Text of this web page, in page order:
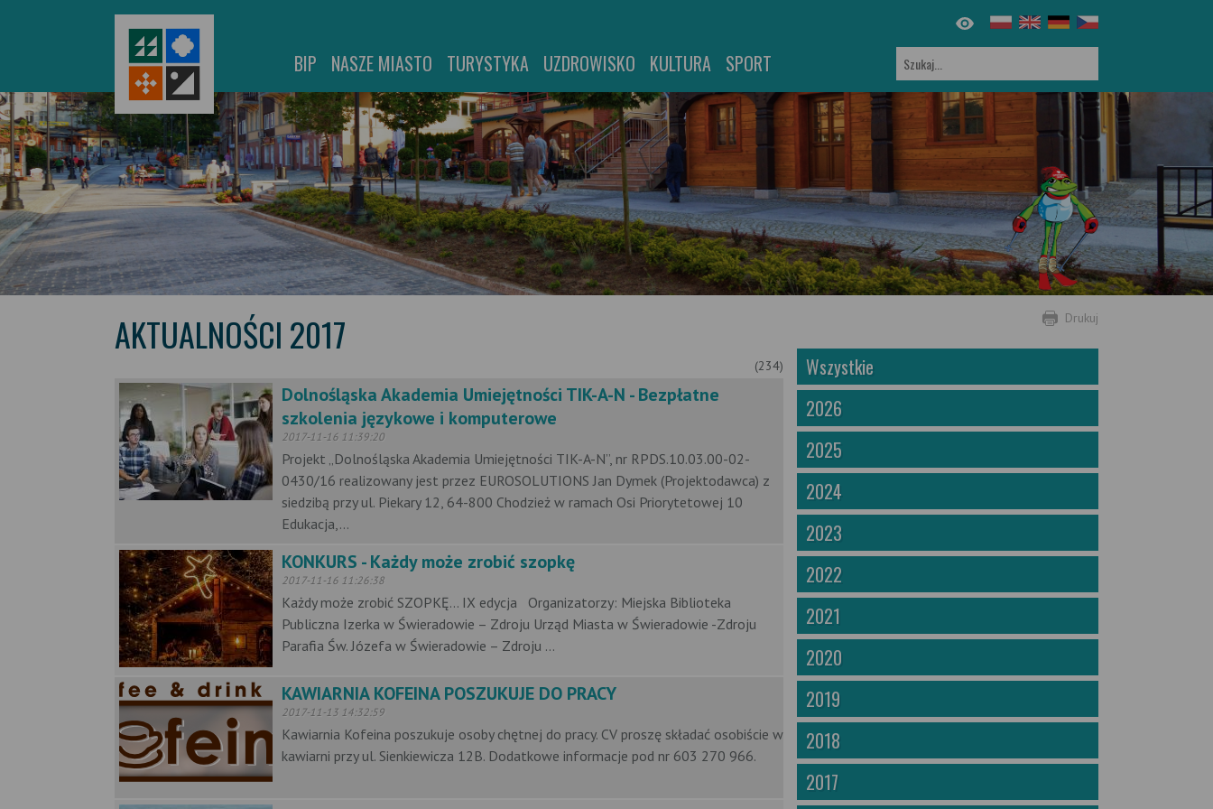
BIP NASZE MIASTO TURYSTYKA UZDROWISKO KULTURA SPORT
Drukuj
AKTUALNOŚCI 2017
(234)
Dolnośląska Akademia Umiejętności TIK-A-N - Bezpłatne
szkolenia językowe i komputerowe
2017-11-16 11:39:20
Projekt „Dolnośląska Akademia Umiejętności TIK-A-N”, nr RPDS.10.03.00-02-
0430/16 realizowany jest przez EUROSOLUTIONS Jan Dymek (Projektodawca) z
siedzibą przy ul. Piekary 12, 64-800 Chodzież w ramach Osi Priorytetowej 10
Edukacja,...
KONKURS - Każdy może zrobić szopkę
2017-11-16 11:26:38
Każdy może zrobić SZOPKĘ... IX edycja Organizatorzy: Miejska Biblioteka
Publiczna Izerka w Świeradowie – Zdroju Urząd Miasta w Świeradowie -Zdroju
Parafia Św. Józefa w Świeradowie – Zdroju ...
KAWIARNIA KOFEINA POSZUKUJE DO PRACY
2017-11-13 14:32:59
Kawiarnia Kofeina poszukuje osoby chętnej do pracy. CV proszę składać osobiście w
kawiarni przy ul. Sienkiewicza 12B. Dodatkowe informacje pod nr 603 270 966.
Wszystkie
2026
2025
2024
2023
2022
2021
2020
2019
2018
2017